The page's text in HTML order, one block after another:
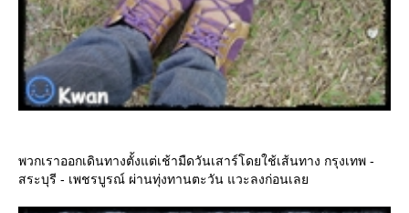
พวกเราออกเดินทางตั้งแต่เช้ามืดวันเสาร์โดยใช้เส้นทาง กรุงเทพ -
สระบุรี - เพชรบูรณ์ ผ่านทุ่งทานตะวัน แวะลงก่อนเลย